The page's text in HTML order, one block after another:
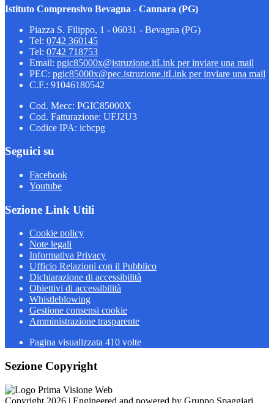
Istituto Comprensivo Bevagna - Cannara (PG)
Piazza S. Filippo, 1 - 06031 - Bevagna (PG)
Tel: 0742 360145
Tel: 0742 718753
Email: pgic85000x@istruzione.itLink per inviare una mail
PEC: pgic85000x@pec.istruzione.itLink per inviare una mail
C.F.: 91046180542
Cod. Mecc: PGIC85000X
Cod. Fatturazione: UFJ2U3
Codice IPA: icbcpg
Seguici su
Facebook
Youtube
Sezione Link Utili
Cookie policy
Note legali
Informativa Privacy
Ufficio Relazioni con il Pubblico
Dichiarazione di accessibilità
Obiettivi di accessibilità
Whistleblowing
Gestione consensi cookie
Amministrazione trasparente
Pagina visualizzata 410 volte
Sezione Copyright
Copyright 2026 | Engineered and powered by Gruppo Spaggiari